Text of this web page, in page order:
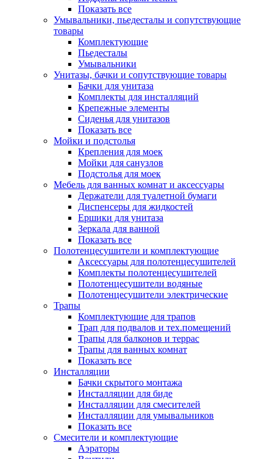
Показать все
Умывальники, пьедесталы и сопутствующие
товары
Комплектующие
Пьедесталы
Умывальники
Унитазы, бачки и сопутствующие товары
Бачки для унитаза
Комплекты для инсталляций
Крепежные элементы
Сиденья для унитазов
Показать все
Мойки и подстолья
Крепления для моек
Мойки для санузлов
Подстолья для моек
Мебель для ванных комнат и аксессуары
Держатели для туалетной бумаги
Диспенсеры для жидкостей
Ершики для унитаза
Зеркала для ванной
Показать все
Полотенцесушители и комплектующие
Аксессуары для полотенцесушителей
Комплекты полотенцесушителей
Полотенцесушители водяные
Полотенцесушители электрические
Трапы
Комплектующие для трапов
Трап для подвалов и тех.помещений
Трапы для балконов и террас
Трапы для ванных комнат
Показать все
Инсталляции
Бачки скрытого монтажа
Инсталляции для биде
Инсталляции для смесителей
Инсталляции для умывальников
Показать все
Смесители и комплектующие
Аэраторы